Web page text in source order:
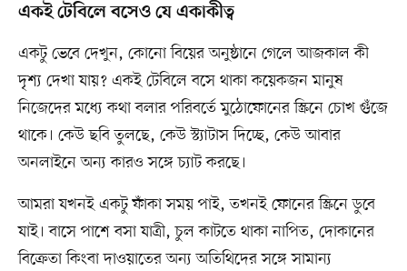
একই টেবিলে বসেও যে একাকীত্ব
একটু ভেবে দেখুন, কোনো বিয়ের অনুষ্ঠানে গেলে আজকাল কী
দৃশ্য দেখা যায়? একই টেবিলে বসে থাকা কয়েকজন মানুষ
নিজেদের মধ্যে কথা বলার পরিবর্তে মুঠোফোনের স্ক্রিনে চোখ গুঁজে
থাকে। কেউ ছবি তুলছে, কেউ স্ট্যাটাস দিচ্ছে, কেউ আবার
অনলাইনে অন্য কারও সঙ্গে চ্যাট করছে।
আমরা যখনই একটু ফাঁকা সময় পাই, তখনই ফোনের স্ক্রিনে ডুবে
যাই। বাসে পাশে বসা যাত্রী, চুল কাটতে থাকা নাপিত, দোকানের
বিক্রেতা কিংবা দাওয়াতের অন্য অতিথিদের সঙ্গে সামান্য